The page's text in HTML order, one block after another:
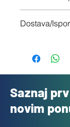
nisi zadovoljan
Dostava/
Saznaj
novim